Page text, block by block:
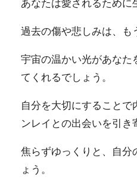
あなたは愛されるために
過去の傷や悲しみは、も
宇宙の温かい光があなた
てくれるでしょう。
自分を大切にすることで
ンレイとの出会いを引き
焦らずゆっくりと、自分
ょう。